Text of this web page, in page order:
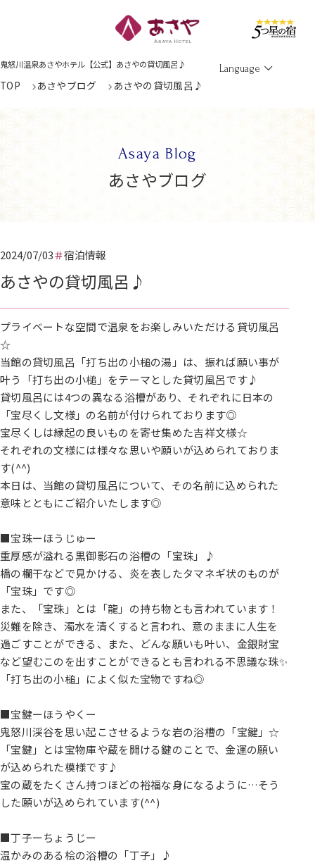
鬼怒川温泉あさやホテル【公式】あさやの貸切風呂♪ Language
TOP あさやブログ あさやの貸切風呂♪
Asaya Blog
あさやブログ
2024/07/03 宿泊情報
あさやの貸切風呂♪
プライベートな空間で温泉をお楽しみいただける貸切風呂
☆
当館の貸切風呂「打ち出の小槌の湯」は、振れば願い事が
叶う「打ち出の小槌」をテーマとした貸切風呂です♪
貸切風呂には4つの異なる浴槽があり、それぞれに日本の
「宝尽くし文様」の名前が付けられております◎
宝尽くしは縁起の良いものを寄せ集めた吉祥文様☆
それぞれの文様には様々な思いや願いが込められておりま
す(^^)
本日は、当館の貸切風呂について、その名前に込められた
意味とともにご紹介いたします◎
■宝珠ーほうじゅー
重厚感が溢れる黒御影石の浴槽の「宝珠」♪
橋の欄干などで見かける、炎を表したタマネギ状のものが
「宝珠」です◎
また、「宝珠」とは「龍」の持ち物とも言われています！
災難を除き、濁水を清くすると言われ、意のままに人生を
過ごすことができる、また、どんな願いも叶い、金銀財宝
など望むこのを出すことができるとも言われる不思議な珠✨
「打ち出の小槌」によく似た宝物ですね◎
■宝鍵ーほうやくー
鬼怒川渓谷を思い起こさせるような岩の浴槽の「宝鍵」☆
「宝鍵」とは宝物庫や蔵を開ける鍵のことで、金運の願い
が込められた模様です♪
宝の蔵をたくさん持つほどの裕福な身になるように…そう
した願いが込められています(^^)
■丁子ーちょうじー
温かみのある桧の浴槽の「丁子」♪